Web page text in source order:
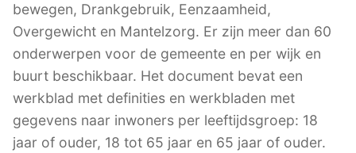
bewegen, Drankgebruik, Eenzaamheid,
Overgewicht en Mantelzorg. Er zijn meer dan 60
onderwerpen voor de gemeente en per wijk en
buurt beschikbaar. Het document bevat een
werkblad met definities en werkbladen met
gegevens naar inwoners per leeftijdsgroep: 18
jaar of ouder, 18 tot 65 jaar en 65 jaar of ouder.